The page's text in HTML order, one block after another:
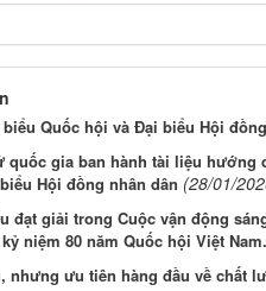
Quốc hội và Đại biểu Hội
quốc gia ban hành tài liệu
Hội đồng nhân dân (28/01/
đạt giải trong Cuộc vận động
niệm 80 năm Quốc hội Việt Nam.
nhưng ưu tiên hàng đầu về chất